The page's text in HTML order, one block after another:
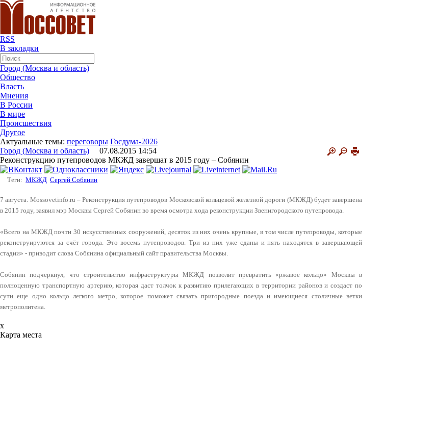
RSS
В закладки
Город (Москва и область)
Общество
Власть
Мнения
В России
В мире
Происшествия
Другое
Актуальные темы: переговоры Госдума-2026
Город (Москва и область) 07.08.2015 14:54
Реконструкцию путепроводов МКЖД завершат в 2015 году – Собянин
Теги: МКЖД Сергей Собянин
7 августа. Mossovetinfo.ru – Реконструкция путепроводов Московской кольцевой железной дороги (МКЖД) будет завершена
в 2015 году, заявил мэр Москвы Сергей Собянин во время осмотра хода реконструкции Звенигородского путепровода.
«Всего на МКЖД почти 30 искусственных сооружений, десяток из них очень крупные, в том числе путепроводы, которые
реконструируются за счёт города. Это восемь путепроводов. Три из них уже сданы и пять находятся в завершающей
стадии» - приводит слова Собянина официальный сайт правительства Москвы.
Собянин подчеркнул, что строительство инфраструктуры МКЖД позволит превратить «ржавое кольцо» Москвы в
полноценную транспортную артерию, которая даст толчок к развитию прилегающих в территории районов и создаст по
сути еще одно кольцо легкого метро, которое поможет связать пригородные поезда и имеющиеся столичные ветки
метрополитена.
x
Карта места